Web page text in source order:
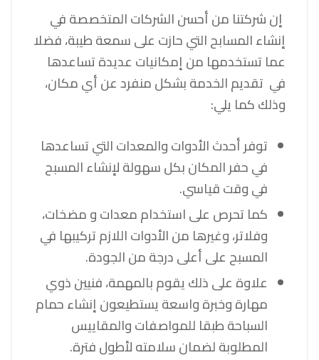
إن شركتنا من أحسن الشركات المتخصصة في
إنشاء المسابح التي حازت على سمعة طيبة، فضلا
عما تستخدمها من إمكانيات عديدة تساعدها
في تقديم الخدمة بشكل منفرد عن أي مكان،
وذلك كما يلي:
توفر أحدث الأدوات والمعدات التي تساعدها
في حفر المكان بكل سهولة لإنشاء المسبح
في وقت قياسي.
كما تحرص على استخدام معدات و مضخات،
وفلاتر، وغيرها من الأدوات اللازم تركيبها في
المسبح على أعلى درجة من الجودة.
علاوة على ذلك يقوم بالمهمة، فنيين ذوي
مهارة وخبرة واسعة يستطيعون إنشاء حمام
السباحة طبقا للمواصفات والمقاييس
المطلوبة لضمان سلامته لأطول فترة.